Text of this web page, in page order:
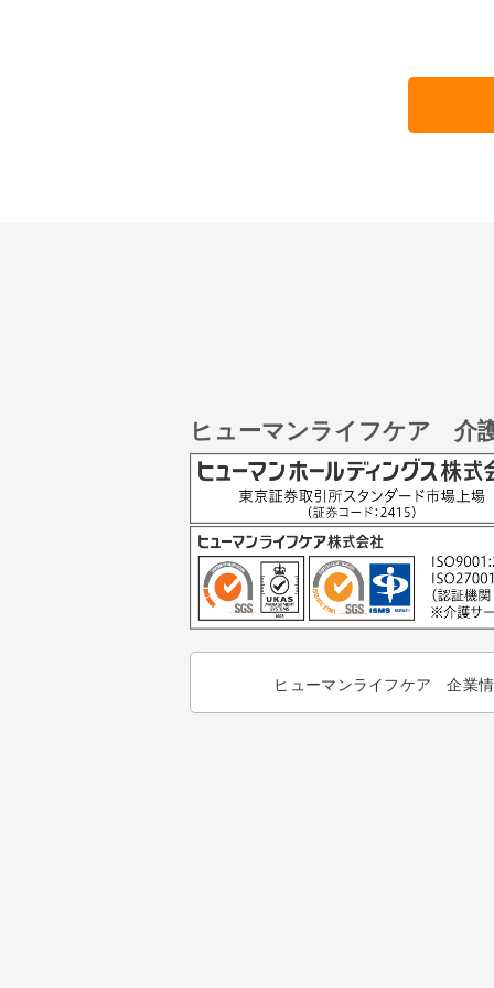
ヒューマンライフケア 介
ヒューマンライフケア 企業